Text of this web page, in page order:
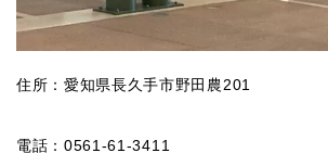
住所：愛知県長久手市野田農201
電話：0561-61-3411